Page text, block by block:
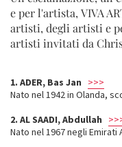
e per l'artista, VIVA
artisti, degli artisti e
artisti invitati da
1. ADER, Bas Jan
>>>
Nato nel 1942 in Olanda,
2. AL SAADI, Abdullah
Nato nel 1967 negli